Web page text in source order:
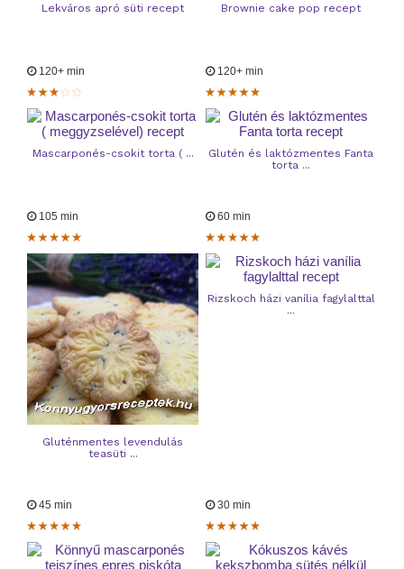
Lekváros apró süti recept Brownie cake pop recept
120+ min
Mascarponés-csokit torta ( ...
120+ min
Glutén és laktózmentes Fanta
torta ...
105 min
Gluténmentes levendulás
teasüti ...
60 min
Rizskoch házi vanília fagylalttal
...
45 min 30 min